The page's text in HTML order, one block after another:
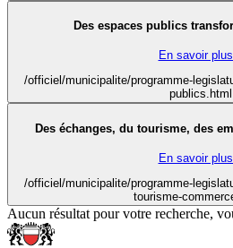
Des espaces publics
En savoir
/officiel/municipalite/programme-
publics.html
Des échanges, du tourisme, des
En savoir
/officiel/municipalite/programme-
tourisme-
Aucun résultat pour votre recherche,